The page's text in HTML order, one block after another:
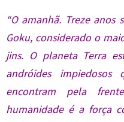
“O amanhã. Treze anos
Goku, considerado o
jins. O planeta Terra
andróides
encontram pela
humanidade é a força